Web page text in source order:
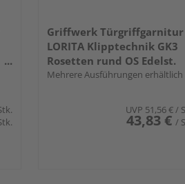
Griffwerk Türgriffgarnitur
LORITA Klipptechnik GK3
Rosetten rund OS Edelst.
ma.
Mehrere Ausführungen erhältlich
UVP 51,56 €/
43,83 € /